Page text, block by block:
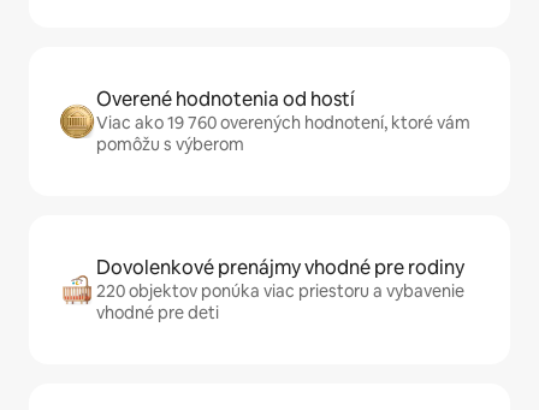
Overené hodnotenia od hostí
Viac ako 19 760 overených hodnotení, ktoré vám
pomôžu s výberom
Dovolenkové prenájmy vhodné pre rodiny
220 objektov ponúka viac priestoru a vybavenie
vhodné pre deti